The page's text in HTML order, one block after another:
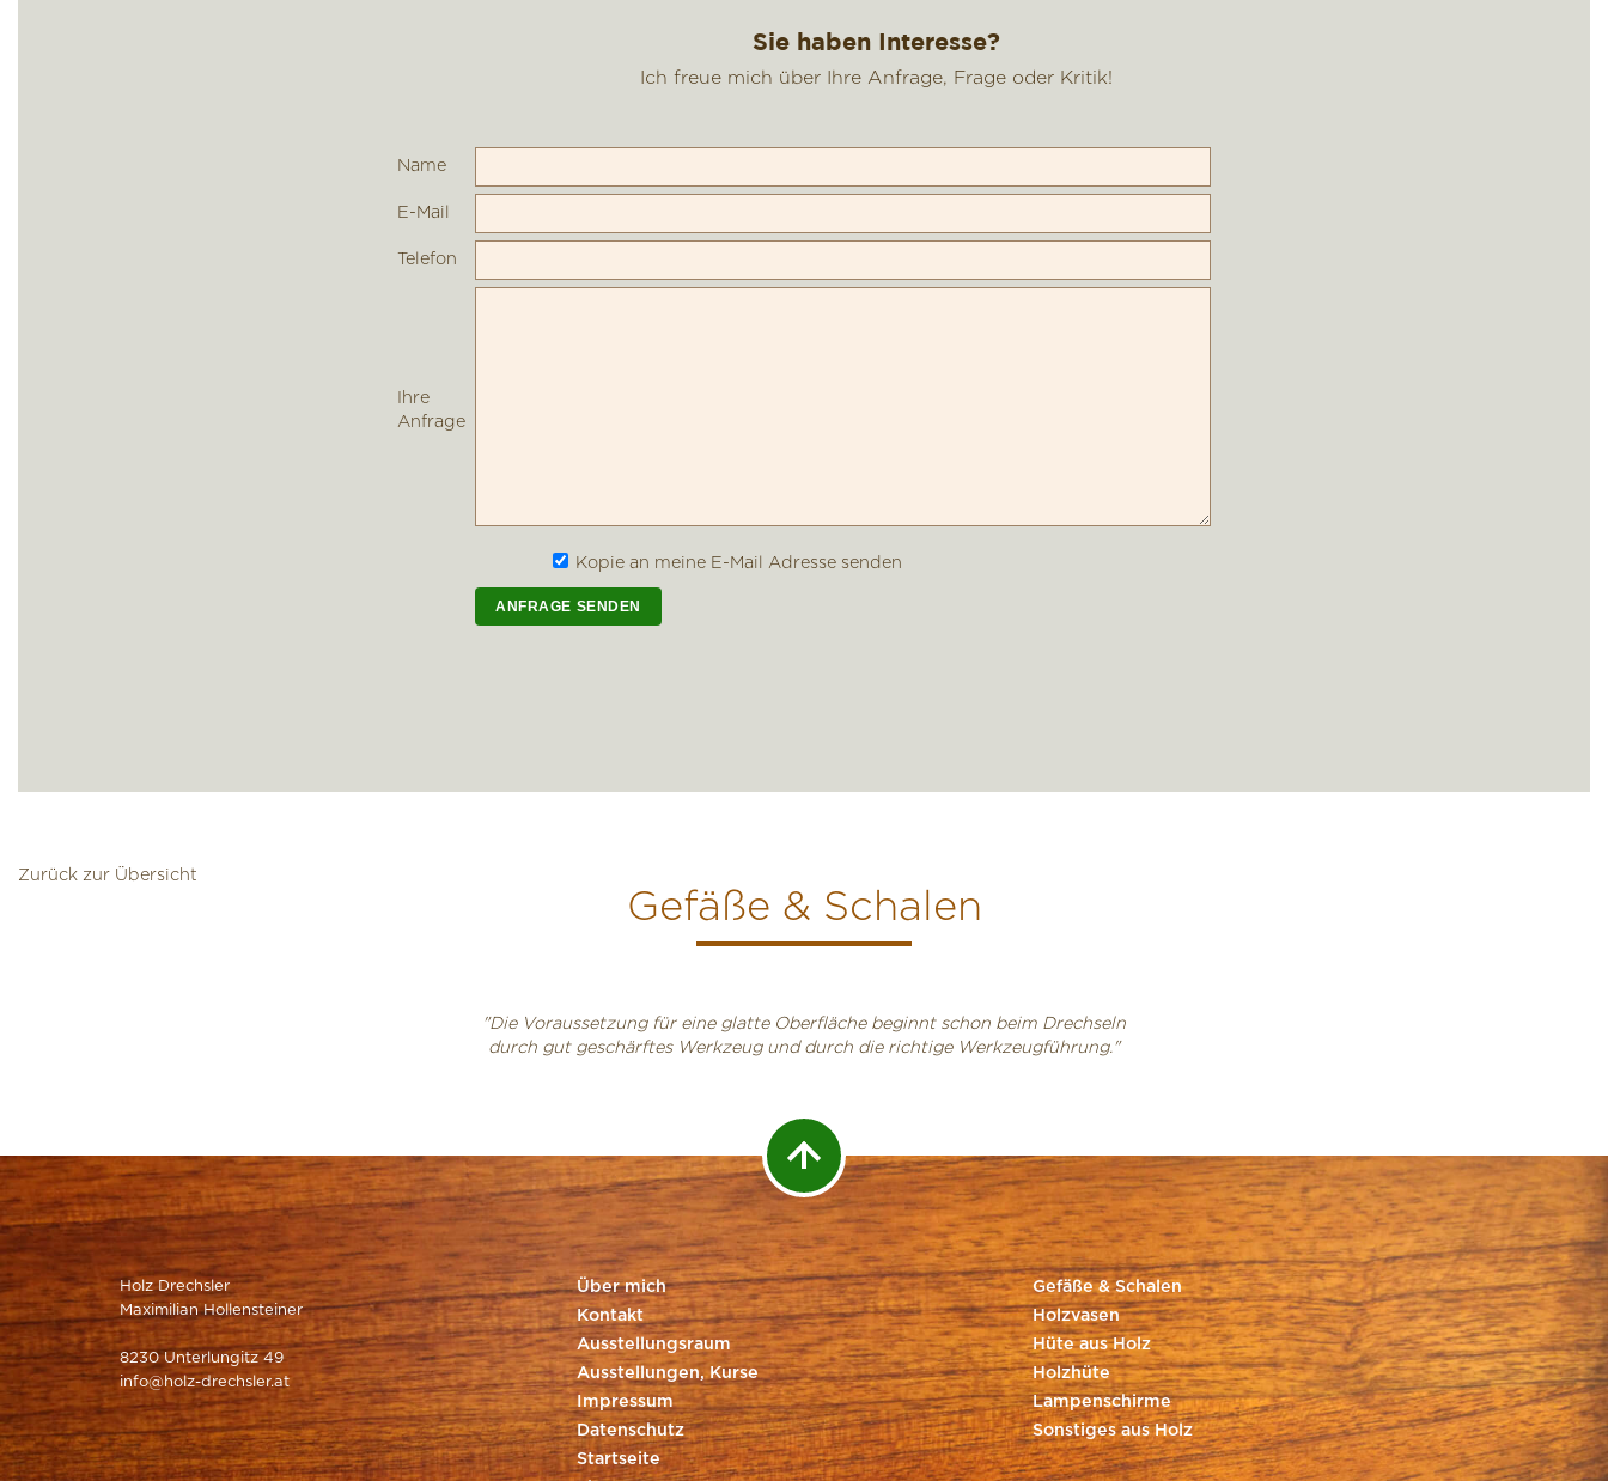
Name
E-Mail
Telefon
Ihre
Anfrage
Kopie an meine E-Mail Adresse senden
Zurück zur Übersicht
Gefäße & Schalen
"Die Voraussetzung für eine glatte Oberfläche beginnt schon beim Drechseln
durch gut geschärftes Werkzeug und durch die richtige Werkzeugführung."
Holz Drechsler
Maximilian Hollensteiner
8230 Unterlungitz 49
info@holz-drechsler.at
Über mich
Kontakt
Ausstellungsraum
Ausstellungen, Kurse
Impressum
Datenschutz
Startseite
Gefäße & Schalen
Holzvasen
Hüte aus Holz
Holzhüte
Lampenschirme
Sonstiges aus Holz